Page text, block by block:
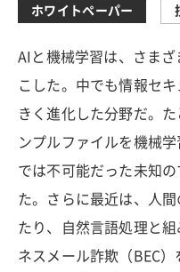
ホワイトペーパー
AIと機械学習は、さま
こした。中でも情報セ
きく進化した分野だ。
ンプルファイルを機械
では不可能だった未知
た。さらに最近は、人
たり、自然言語処理と
ネスメール詐欺（BEC